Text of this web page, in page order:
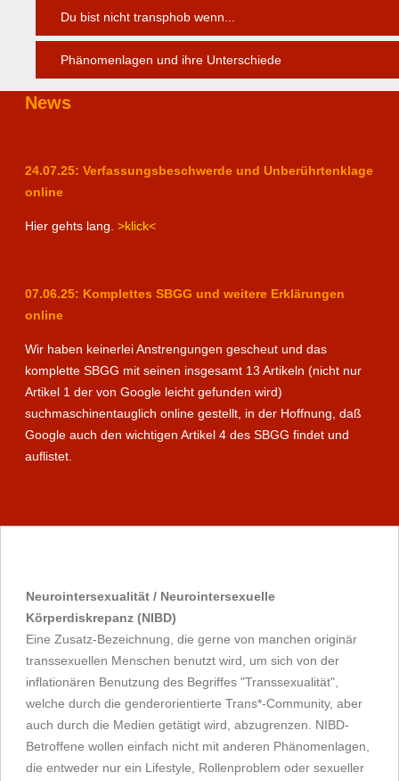
Du bist nicht transphob wenn...
Phänomenlagen und ihre Unterschiede
News
24.07.25: Verfassungsbeschwerde und Unberührtenklage
online
Hier gehts lang. >klick<
07.06.25: Komplettes SBGG und weitere Erklärungen
online
Wir haben keinerlei Anstrengungen gescheut und das
komplette SBGG mit seinen insgesamt 13 Artikeln (nicht nur
Artikel 1 der von Google leicht gefunden wird)
suchmaschinentauglich online gestellt, in der Hoffnung, daß
Google auch den wichtigen Artikel 4 des SBGG findet und
auflistet.
Neurointersexualität / Neurointersexuelle
Körperdiskrepanz (NIBD)
Eine Zusatz-Bezeichnung, die gerne von manchen originär
transsexuellen Menschen benutzt wird, um sich von der
inflationären Benutzung des Begriffes "Transsexualität",
welche durch die genderorientierte Trans*-Community, aber
auch durch die Medien getätigt wird, abzugrenzen. NIBD-
Betroffene wollen einfach nicht mit anderen Phänomenlagen,
die entweder nur ein Lifestyle, Rollenproblem oder sexueller